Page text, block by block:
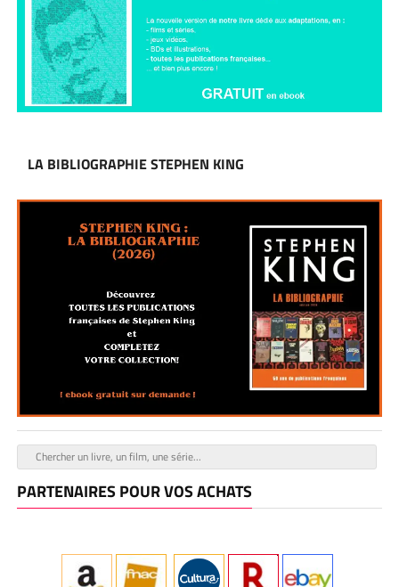
LA BIBLIOGRAPHIE STEPHEN KING
PARTENAIRES POUR VOS ACHATS